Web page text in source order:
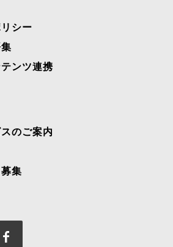
シー
ンツ連携
のご案内
集